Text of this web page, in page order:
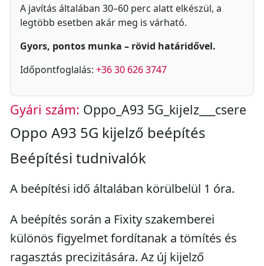
A javítás általában 30–60 perc alatt elkészül, a
legtöbb esetben akár meg is várható.
Gyors, pontos munka – rövid határidővel.
Időpontfoglalás: +36 30 626 3747
Gyári szám: Oppo_A93 5G_kijelz___csere
Oppo A93 5G kijelző beépítés
Beépítési tudnivalók
A beépítési idő általában körülbelül 1 óra.
A beépítés során a Fixity szakemberei
különös figyelmet fordítanak a tömítés és
ragasztás precizitására. Az új kijelző